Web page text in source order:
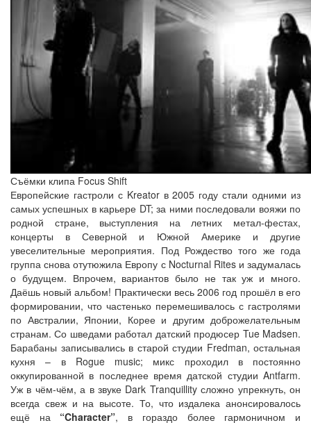
Съёмки клипа Focus Shift
Европейские гастроли с Kreator в 2005 году стали одними из
самых успешных в карьере DT; за ними последовали вояжи по
родной стране, выступления на летних метал-фестах,
концерты в Северной и Южной Америке и другие
увеселительные мероприятия. Под Рождество того же года
группа снова отутюжила Европу с Nocturnal Rites и задумалась
о будущем. Впрочем, вариантов было не так уж и много.
Даёшь новый альбом! Практически весь 2006 год прошёл в его
формировании, что частенько перемешивалось с гастролями
по Австралии, Японии, Корее и другим доброжелательным
странам. Со шведами работал датский продюсер Tue Madsen.
Барабаны записывались в старой студии Fredman, остальная
кухня – в Rogue music; микс проходил в постоянно
оккупированной в последнее время датской студии Antfarm.
Уж в чём-чём, а в звуке Dark Tranquillity сложно упрекнуть, он
всегда свеж и на высоте. То, что издалека анонсировалось
ещё на “Character”, в гораздо более гармоничном и